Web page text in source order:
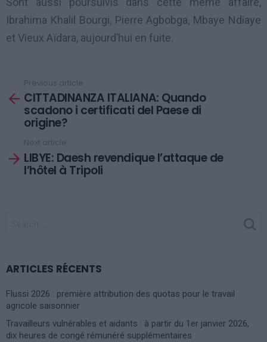
Ibrahima Khalil Bourgi, Pierre Agbobga, Mbaye Ndiaye
et Vieux Aïdara, aujourd’hui en fuite.
more
Previous article
CITTADINANZA ITALIANA: Quando
scadono i certificati del Paese di
origine?
Next article
LIBYE: Daesh revendique l’attaque de
l’hôtel à Tripoli
ARTICLES RÉCENTS
Flussi 2026 : première attribution des quotas pour le travail
agricole saisonnier
Travailleurs vulnérables et aidants : à partir du 1er janvier 2026,
dix heures de congé rémunéré supplémentaires